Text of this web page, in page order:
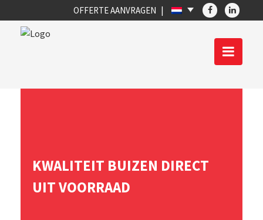
OFFERTE AANVRAGEN
KWALITEIT BUIZEN DIRECT
UIT VOORRAAD